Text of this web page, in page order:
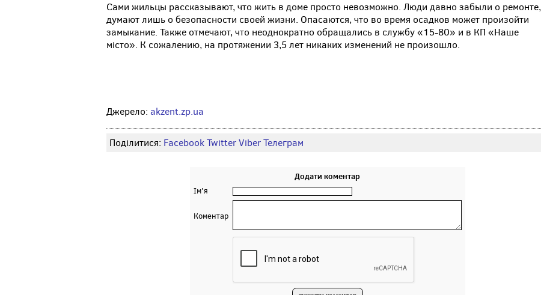
Сами жильцы рассказывают, что жить в доме просто невозможно. Люди давно забыли о ремонте,
думают лишь о безопасности своей жизни. Опасаются, что во время осадков может произойти
замыкание. Также отмечают, что неоднократно обращались в службу «15-80» и в КП «Наше
місто». К сожалению, на протяжении 3,5 лет никаких изменений не произошло.
Джерело: akzent.zp.ua
Поділитися: FacebookTwitterViberТелеграм
Додати коментар
Ім'я
Коментар